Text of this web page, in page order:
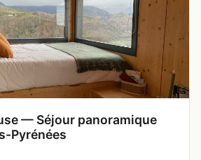
— Séjour panoramique
Pyrénées